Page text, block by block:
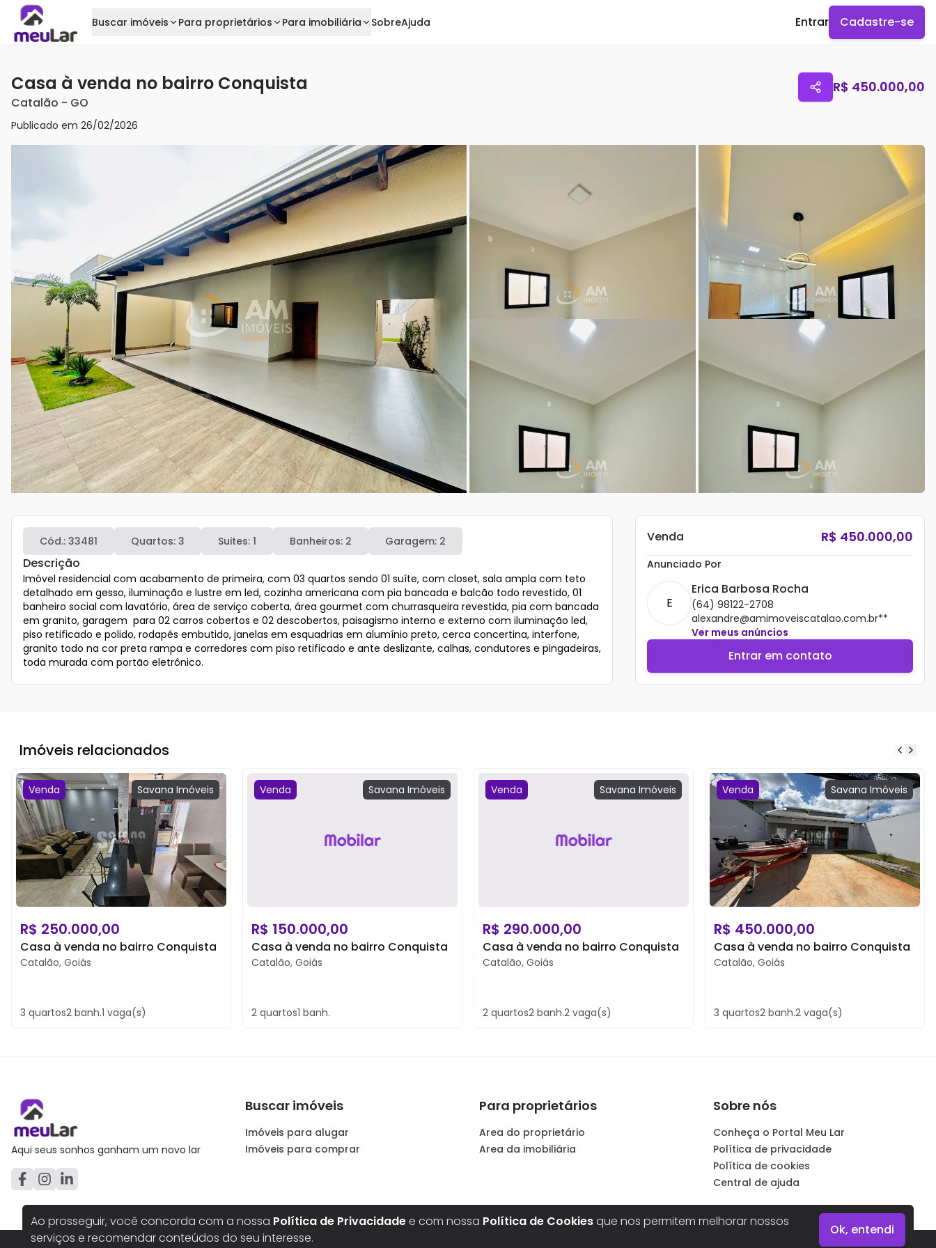
Ao prosseguir, você concorda com a nossa Política de Privacidadee com nossa Política de Cookiesque nos permitem melhorar nossos
serviços e recomendar conteúdos do seu interesse.
Ok, entendi
Buscar imóveis Para proprietários Para imobiliária SobreAjuda Entrar Cadastre-se
Casa à venda no bairro Conquista
Catalão - GO
Publicado em 26/02/2026
R$ 450.000,00
Cód.: 33481 Quartos: 3 Suites: 1 Banheiros: 2 Garagem: 2
Descrição
Imóvel residencial com acabamento de primeira, com 03 quartos sendo 01 suíte, com closet, sala ampla com teto
detalhado em gesso, iluminação e lustre em led, cozinha americana com pia bancada e balcão todo revestido, 01
banheiro social com lavatório, área de serviço coberta, área gourmet com churrasqueira revestida, pia com bancada
em granito, garagem  para 02 carros cobertos e 02 descobertos, paisagismo interno e externo com iluminação led,
piso retificado e polido, rodapés embutido, janelas em esquadrias em alumínio preto, cerca concertina, interfone,
granito todo na cor preta rampa e corredores com piso retificado e ante deslizante, calhas, condutores e pingadeiras,
toda murada com portão eletrônico.
Venda R$ 450.000,00
Anunciado Por
E
Erica Barbosa Rocha
(64) 98122-2708
alexandre@amimoveiscatalao.com.br**
Ver meus anúncios
Entrar em contato
Venda Savana Imóveis
R$ 250.000,00
Casa à venda no bairro Conquista
Catalão, Goiás
3 quartos2 banh.1 vaga(s)
Venda Savana Imóveis
R$ 150.000,00
Casa à venda no bairro Conquista
Catalão, Goiás
2 quartos1 banh.
Venda Savana Imóveis
R$ 290.000,00
Casa à venda no bairro Conquista
Catalão, Goiás
2 quartos2 banh.2 vaga(s)
Venda Savana Imóveis
R$ 450.000,00
Casa à venda no bairro Conquista
Catalão, Goiás
3 quartos2 banh.2 vaga(s)
Imóveis relacionados
Aqui seus sonhos ganham um novo lar
Buscar imóveis
Imóveis para alugar
Imóveis para comprar
Para proprietários
Area do proprietário
Area da imobiliária
Sobre nós
Conheça o Portal Meu Lar
Política de privacidade
Política de cookies
Central de ajuda